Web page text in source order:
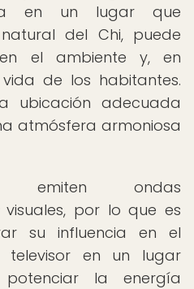
en un lugar que
del Chi, puede
el ambiente y, en
de los habitantes.
ubicación adecuada
atmósfera armoniosa
emiten ondas
por lo que es
su influencia en el
televisor en un lugar
la energía